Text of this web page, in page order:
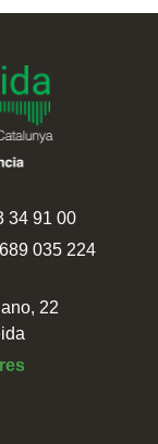
34 91 00
035 224
22